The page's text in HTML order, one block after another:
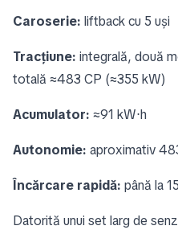
Caroserie: liftback cu 5 uși
Tracțiune: integrală, două
totală ≈483 CP (≈355 kW)
Acumulator: ≈91 kW⋅h
Autonomie: aproximativ
Încărcare rapidă: până la
Datorită unui set larg de